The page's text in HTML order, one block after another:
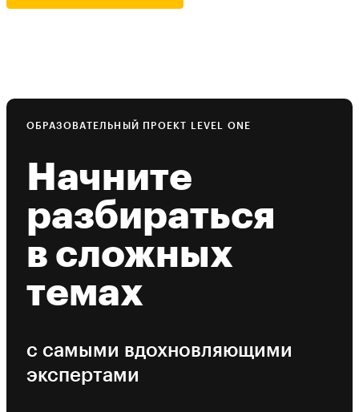
ОБРАЗОВАТЕЛЬНЫЙ ПРОЕКТ LEVEL ONE
Начните
разбираться
в сложных
темах
с самыми вдохновляющими
экспертами